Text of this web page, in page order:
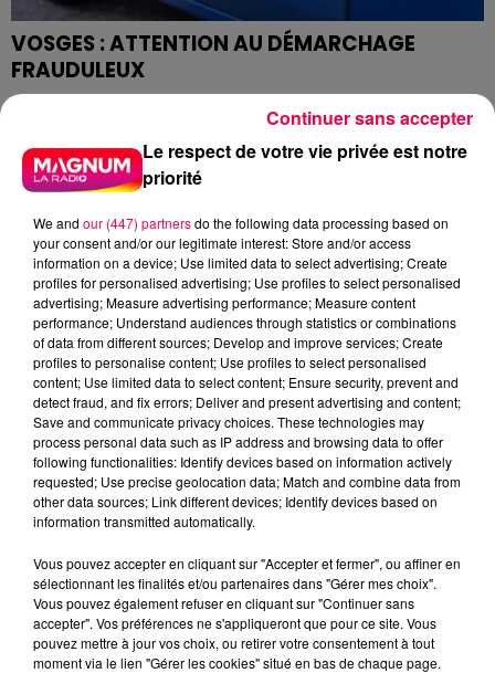
VOSGES : ATTENTION AU DÉMARCHAGE
FRAUDULEUX
De faux agents du département font du porte à porte
ou appellent les habitants par téléphone pour faire un
bilan énergétique de leur logement.
UNE FEMME MEURT DANS UN ACCIDENT À
LÉPANGES-SUR-VOLOGNE
La conductrice du véhicule a perdu la vie dans
l'accident...
Le respect de votre vie privée est notre
priorité
We and our (447) partnersdo the following data processing based on
your consent and/or our legitimate interest: Store and/or access
information on a device; Use limited data to select advertising; Create
profiles for personalised advertising; Use profiles to select personalised
advertising; Measure advertising performance; Measure content
performance; Understand audiences through statistics or combinations
of data from different sources; Develop and improve services; Create
profiles to personalise content; Use profiles to select personalised
content; Use limited data to select content; Ensure security, prevent and
detect fraud, and fix errors; Deliver and present advertising and content;
Save and communicate privacy choices. These technologies may
process personal data such as IP address and browsing data to offer
following functionalities: Identify devices based on information actively
requested; Use precise geolocation data; Match and combine data from
other data sources; Link different devices; Identify devices based on
information transmitted automatically.
Vous pouvez accepter en cliquant sur "Accepter et fermer", ou affiner en
sélectionnant les finalités et/ou partenaires dans "Gérer mes choix".
Vous pouvez également refuser en cliquant sur "Continuer sans
accepter". Vos préférences ne s'appliqueront que pour ce site. Vous
pouvez mettre à jour vos choix, ou retirer votre consentement à tout
moment via le lien "Gérer les cookies" situé en bas de chaque page.
Continuer sans accepter